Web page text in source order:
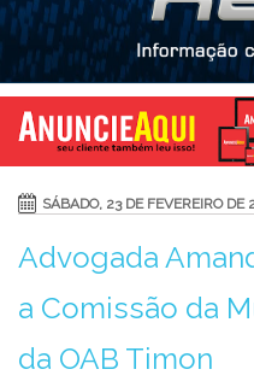
SÁBADO, 23 DE FEVEREIRO DE
Advogada
a Comissão da
da OAB Timon